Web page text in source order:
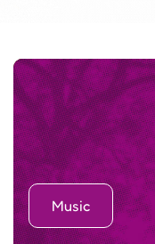
Music